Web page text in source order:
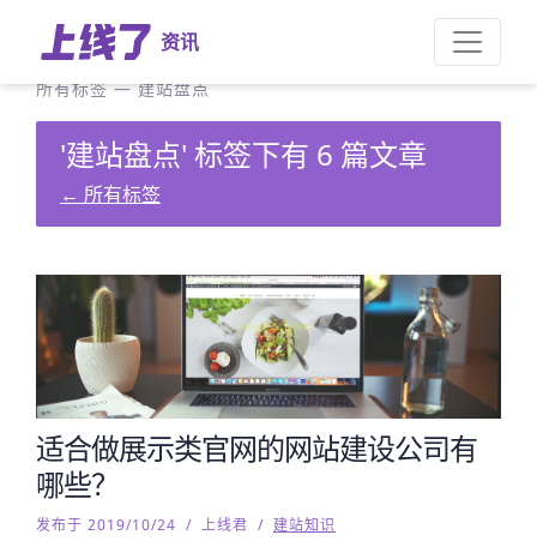
资讯
所有标签—建站盘点
'建站盘点' 标签下有 6 篇文章
← 所有标签
适合做展示类官网的网站建设公司有
哪些？
发布于 2019/10/24 / 上线君 / 建站知识